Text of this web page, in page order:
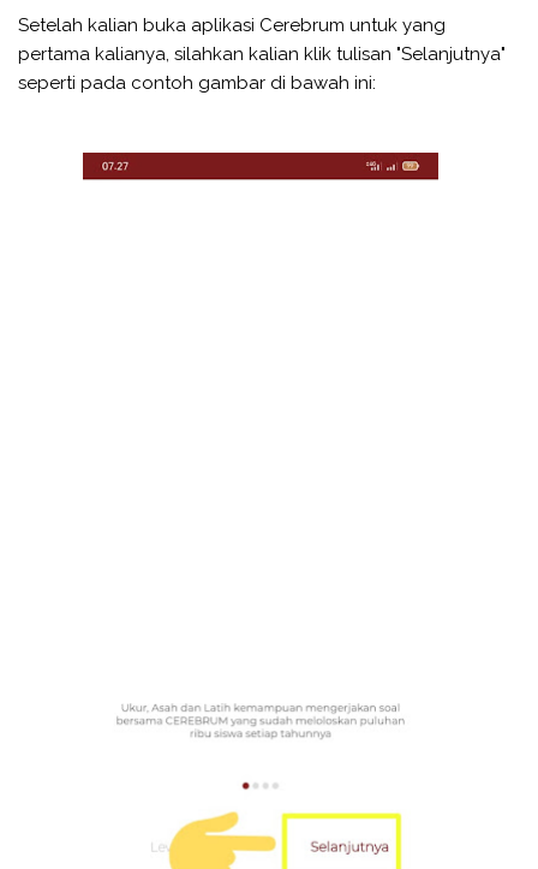
Setelah kalian buka aplikasi Cerebrum untuk yang
pertama kalianya, silahkan kalian klik tulisan "Selanjutnya"
seperti pada contoh gambar di bawah ini: